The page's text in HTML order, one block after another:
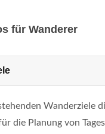
für Wanderer
Wanderziele
die Planung von